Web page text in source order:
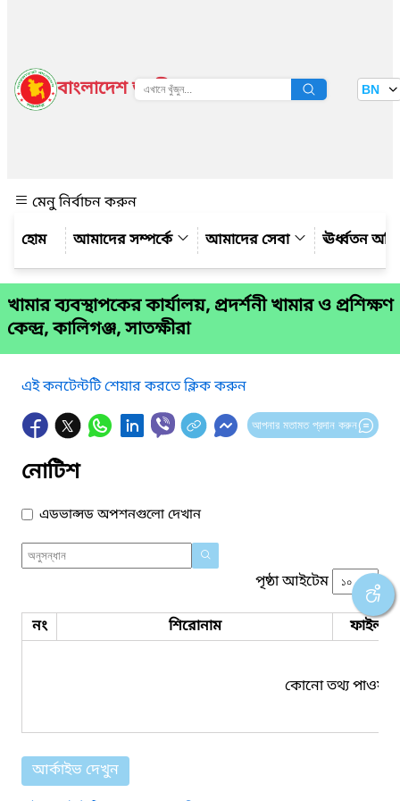
বাংলাদেশ জাতীয় তথ্য বাতায়ন BN
মেনু নির্বাচন করুন
আমাদের সম্পর্কে
আমাদের সেবা ঊর্ধ্বতন
খামার ব্যবস্থাপকের কার্যালয়, প্রদর্শনী খামার ও প্রশিক্ষণ
কেন্দ্র, কালিগঞ্জ, সাতক্ষীরা
এই কনটেন্টটি শেয়ার করতে ক্লিক করুন
আপনার মতামত প্রদান করুন
নোটিশ
এডভান্সড অপশনগুলো দেখান
পৃষ্ঠা আইটেম
নং শিরোনাম ফাইল
কোনো তথ্য পাওয়া
আর্কাইভ দেখুন